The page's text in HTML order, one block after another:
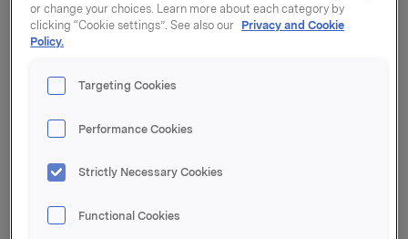
Fransk dressing 265g
En mild allround-dressing med persille, dill og
or change your choices. Learn more about each category by
clicking “Cookie settings”. See also our Privacy and Cookie
Policy.
Targeting Cookies
Performance Cookies
Strictly Necessary Cookies
Functional Cookies